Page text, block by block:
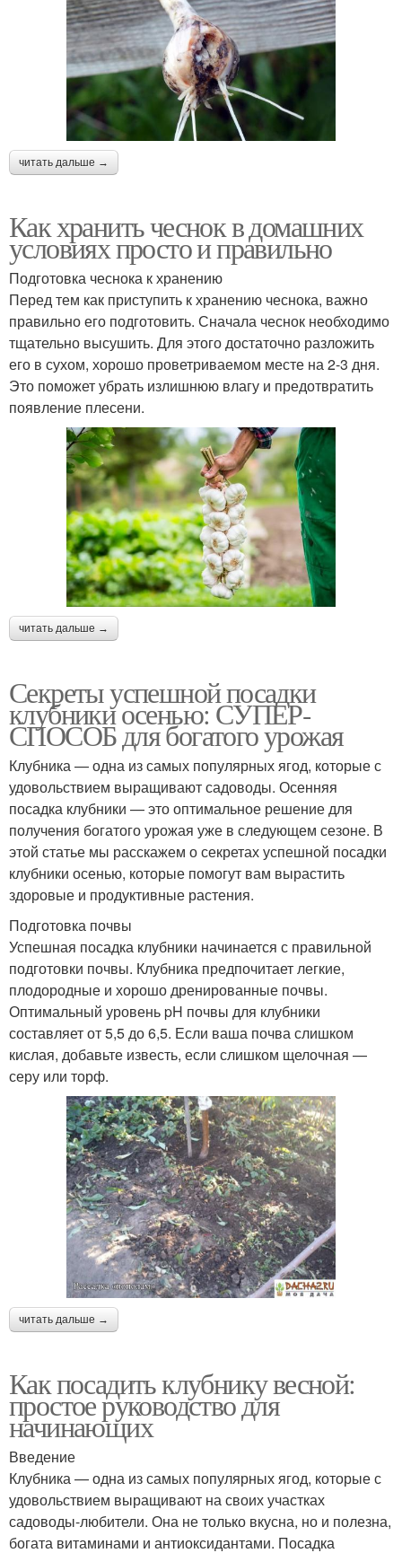
читать дальше →
Как хранить чеснок в домашних
условиях просто и правильно
Подготовка чеснока к хранению
Перед тем как приступить к хранению чеснока, важно
правильно его подготовить. Сначала чеснок необходимо
тщательно высушить. Для этого достаточно разложить
его в сухом, хорошо проветриваемом месте на 2-3 дня.
Это поможет убрать излишнюю влагу и предотвратить
появление плесени.
читать дальше →
Секреты успешной посадки
клубники осенью: СУПЕР-
СПОСОБ для богатого урожая
Клубника — одна из самых популярных ягод, которые с
удовольствием выращивают садоводы. Осенняя
посадка клубники — это оптимальное решение для
получения богатого урожая уже в следующем сезоне. В
этой статье мы расскажем о секретах успешной посадки
клубники осенью, которые помогут вам вырастить
здоровые и продуктивные растения.
Подготовка почвы
Успешная посадка клубники начинается с правильной
подготовки почвы. Клубника предпочитает легкие,
плодородные и хорошо дренированные почвы.
Оптимальный уровень pH почвы для клубники
составляет от 5,5 до 6,5. Если ваша почва слишком
кислая, добавьте известь, если слишком щелочная —
серу или торф.
читать дальше →
Как посадить клубнику весной:
простое руководство для
начинающих
Введение
Клубника — одна из самых популярных ягод, которые с
удовольствием выращивают на своих участках
садоводы-любители. Она не только вкусна, но и полезна,
богата витаминами и антиоксидантами. Посадка